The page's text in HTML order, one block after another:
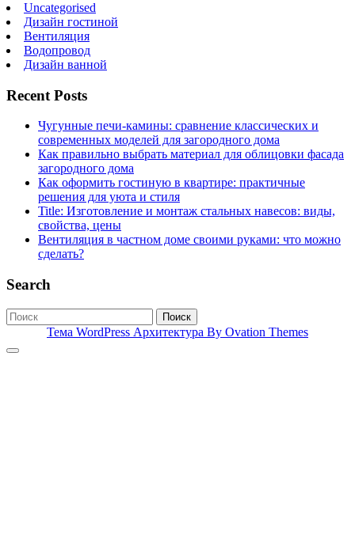
Uncategorised
Дизайн гостиной
Вентиляция
Водопровод
Дизайн ванной
Recent Posts
Чугунные печи-камины: сравнение классических и
современных моделей для загородного дома
Как правильно выбрать материал для облицовки фасада
загородного дома
Как оформить гостиную в квартире: практичные
решения для уюта и стиля
Title: Изготовление и монтаж стальных навесов: виды,
свойства, цены
Вентиляция в частном доме своими руками: что можно
сделать?
Search
Поиск
Тема WordPress Архитектура By Ovation Themes